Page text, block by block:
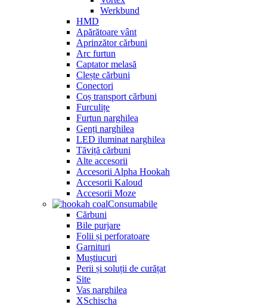
Werkbund
HMD
Apărătoare vânt
Aprinzător cărbuni
Arc furtun
Captator melasă
Clește cărbuni
Conectori
Coș transport cărbuni
Furculițe
Furtun narghilea
Genți narghilea
LED iluminat narghilea
Tăviță cărbuni
Alte accesorii
Accesorii Alpha Hookah
Accesorii Kaloud
Accesorii Moze
Consumabile
Cărbuni
Bile purjare
Folii și perforatoare
Garnituri
Muștiucuri
Perii și soluții de curățat
Site
Vas narghilea
XSchischa